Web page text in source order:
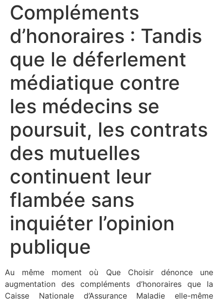
Compléments
d’honoraires : Tandis
que le déferlement
médiatique contre
les médecins se
poursuit, les contrats
des mutuelles
continuent leur
flambée sans
inquiéter l’opinion
publique
Au même moment où Que Choisir dénonce une
augmentation des compléments d’honoraires que la
Caisse Nationale d’Assurance Maladie elle-même